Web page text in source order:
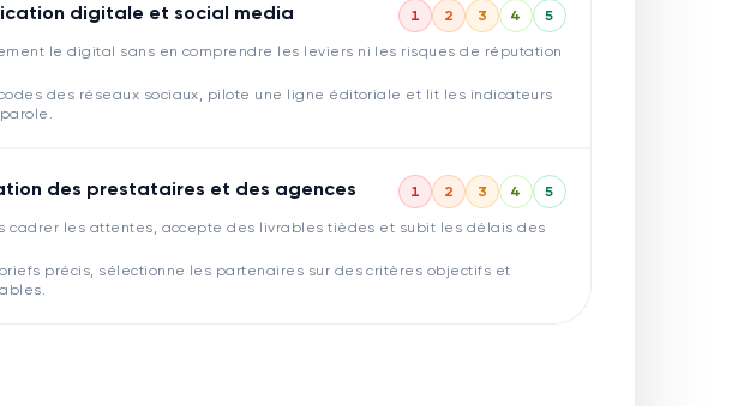
digitale et social media 1 2 3 4 5
le digital sans en comprendre les leviers ni les risques de réputation
des réseaux sociaux, pilote une ligne éditoriale et lit les indicateurs
des prestataires et des agences 1 2 3 4 5
cadrer les attentes, accepte des livrables tièdes et subit les délais des
précis, sélectionne les partenaires sur des critères objectifs et